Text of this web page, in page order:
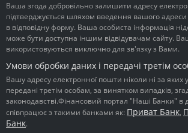
Ваша згода добровільно залишити адресу
підтверджується шляхом введення вашого
в відповідну форму. Ваша особиста інформація
може бути доступна іншим відвідувачам сайту.
використовуються виключно для зв'язку з Вами.
Умови обробки даних і передачі третім
Вашу адресу електронної пошти ніколи ні за яких
передані третім особам, за винятком випадків,
законодавстві.Фінансовий портал "Наші Банки"
співпрацює з такими банками як: Приват Банк,
Банк.